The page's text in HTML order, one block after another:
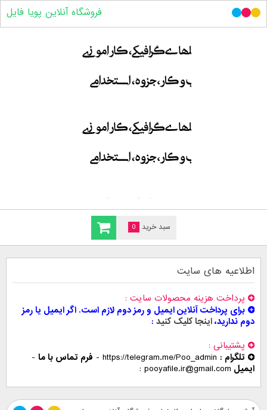
سبد خرید 0
فروشگاه آنلاین پویا فایل
اطلاعیه های سایت
پرداخت هزینه محصولات سایت
برای پرداخت آنلاین ایمیل و رمز دوم لازم است. اگر ایمیل یا رمز
دوم ندارید،اینجا کلیک کنید
پشتیبانی
تلگرام : https://telegram.me/Poo_admin
- فرم تماس با ما -
ایمیل pooyafile.ir@gmail.com